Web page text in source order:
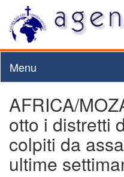
Menu
AFRICA/
otto i distretti
colpiti da
ultime